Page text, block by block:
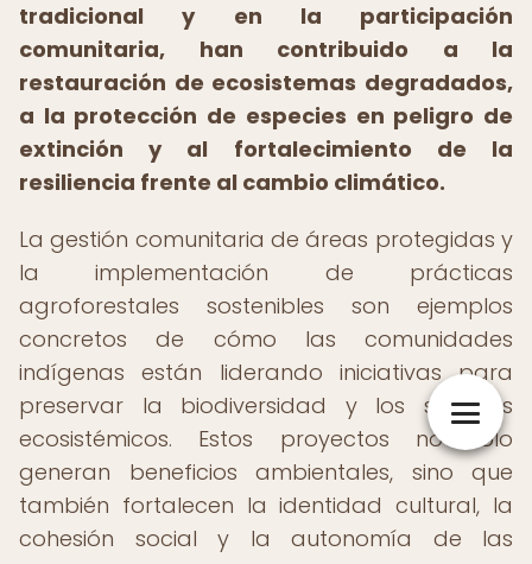
tradicional y en la participación
comunitaria, han contribuido a la
restauración de ecosistemas degradados,
a la protección de especies en peligro de
extinción y al fortalecimiento de la
resiliencia frente al cambio climático.
La gestión comunitaria de áreas protegidas y
la implementación de prácticas
agroforestales sostenibles son ejemplos
concretos de cómo las comunidades
indígenas están liderando iniciativas para
preservar la biodiversidad y los servicios
ecosistémicos. Estos proyectos no solo
generan beneficios ambientales, sino que
también fortalecen la identidad cultural, la
cohesión social y la autonomía de las